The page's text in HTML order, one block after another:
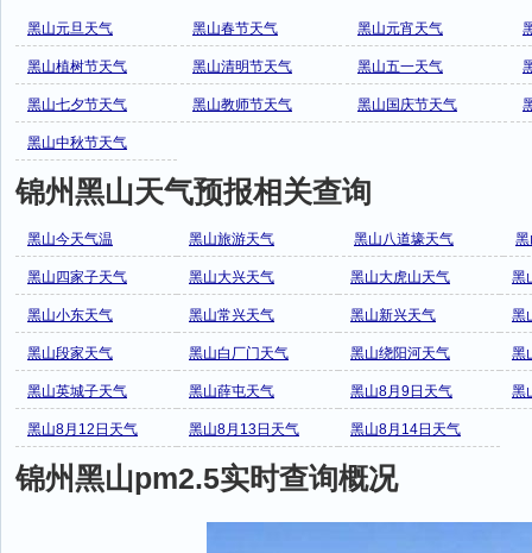
黑山元旦天气 黑山春节天气 黑山元宵天气
黑山植树节天气 黑山清明节天气 黑山五一天气
黑山七夕节天气 黑山教师节天气 黑山国庆节天气
黑山中秋节天气
锦州黑山天气预报相关查询
黑山今天气温 黑山旅游天气 黑山八道壕天气
黑山四家子天气 黑山大兴天气 黑山大虎山天气 黑
黑山小东天气 黑山常兴天气 黑山新兴天气 黑
黑山段家天气 黑山白厂门天气 黑山绕阳河天气 黑
黑山英城子天气 黑山薛屯天气 黑山8月9日天气 黑
黑山8月12日天气 黑山8月13日天气 黑山8月14日天气
锦州黑山pm2.5实时查询概况